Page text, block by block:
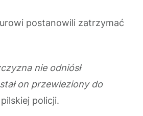
postanowili zatrzymać
nie odniósł
on przewieziony do
policji.